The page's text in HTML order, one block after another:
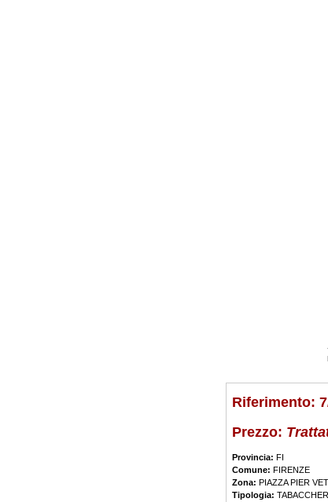
Riferimento:
Prezzo:
Provincia: FI
Comune: FIRENZE
Zona: PIAZZA PIER
Tipologia: